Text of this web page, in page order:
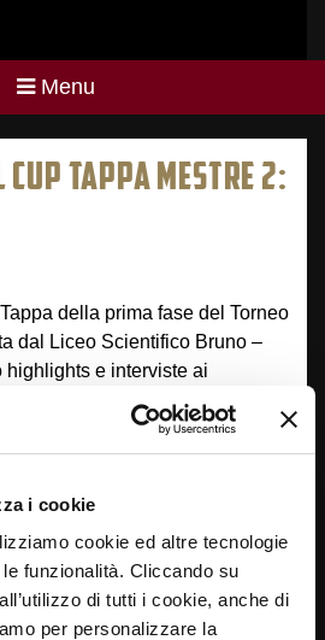
i cookie
cookie ed altre tecnologie
funzionalità. Cliccando su
di tutti i cookie, anche di
per personalizzare la
Menu
CUP TAPPA MESTRE 2:
della prima fase del Torneo
dal Liceo Scientifico Bruno –
highlights e interviste ai
di partite della Reyer
post:
Liceo Benedetti batte il
Liceo Foscarini 55-54 e
vola alla Final Four!